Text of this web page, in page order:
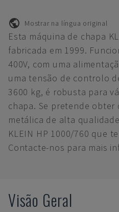
Mostrar na língua original
Esta máquina de chapa
fabricada em 1999.
400V, com uma
uma tensão de controlo
3600 kg, é robusta para
chapa. Se pretende obter
metálica de alta
KLEIN HP 1000/760 que
Contacte-nos para mais
Visão Geral